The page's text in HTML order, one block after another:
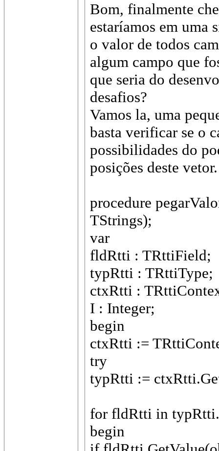
Bom, finalmente
estaríamos em uma
o valor de todos
algum campo que
que seria do
desafios?
Vamos la, uma
basta verificar se o
possibilidades do
posições deste vetor.
procedure
TStrings);
var
fldRtti : TRttiField;
typRtti : TRttiType;
ctxRtti :
I : Integer;
begin
ctxRtti :=
try
typRtti :=
for fldRtti in
begin